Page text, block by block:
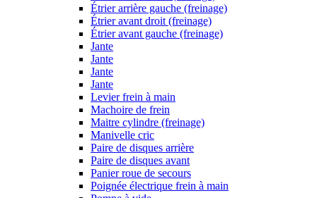
Étrier arrière gauche (freinage)
Étrier avant droit (freinage)
Étrier avant gauche (freinage)
Jante
Jante
Jante
Jante
Levier frein à main
Machoire de frein
Maitre cylindre (freinage)
Manivelle cric
Paire de disques arrière
Paire de disques avant
Panier roue de secours
Poignée électrique frein à main